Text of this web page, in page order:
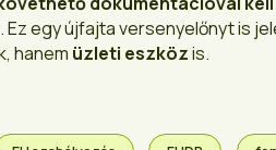
egy újfajta versenyelőnyt is
hanem üzleti eszközis.